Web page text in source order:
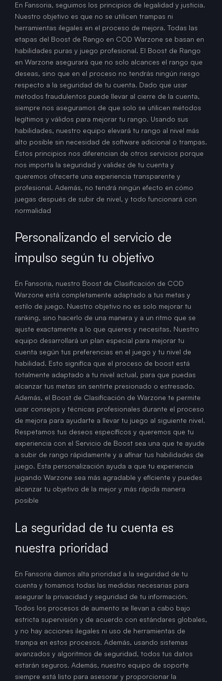
En Fansoria, seguimos los principios de legalidad y justicia.
Nuestro objetivo es que no se utilicen trampas ni
herramientas ilegales en el proceso de mejora. Todas las
etapas del Boost de Rango en COD Warzone se basan en
habilidades puras y juego profesional. El Boost de Rango
en Warzone asegurará que no solo alcances el rango que
deseas, sino que en el proceso no tendrás ningún riesgo
respecto a la seguridad de tu cuenta. Dado que usar
métodos fraudulentos puede llevar al cierre de la cuenta,
siempre nos aseguramos de que solo se utilicen métodos
legítimos y válidos para mejorar tu rango. Usando sus
habilidades, nuestro equipo elevará tu rango al nivel más
alto posible sin necesidad de software adicional o trampas.
Estos principios nos diferencian de otros servicios porque
nos importa la seguridad y validez de tu cuenta y
queremos ofrecerte una experiencia transparente y
profesional. Además, no tendrá ningún efecto en cómo
juegas después de subir de nivel, y todo funcionará con
normalidad
Personalizando el servicio de
impulso según tu objetivo
En Fansoria, nuestro Boost de Clasificación de COD
Warzone está completamente adaptado a tus metas y
estilo de juego. Nuestro objetivo no es solo mejorar tu
ranking, sino hacerlo de una manera y a un ritmo que se
ajuste exactamente a lo que quieres y necesitas. Nuestro
equipo desarrollará un plan especial para mejorar tu
cuenta según tus preferencias en el juego y tu nivel de
habilidad. Esto significa que el proceso de boost está
totalmente adaptado a tu nivel actual, para que puedas
alcanzar tus metas sin sentirte presionado o estresado.
Además, el Boost de Clasificación de Warzone te permite
usar consejos y técnicas profesionales durante el proceso
de mejora para ayudarte a llevar tu juego al siguiente nivel.
Respetamos tus deseos específicos y queremos que tu
experiencia con el Servicio de Boost sea una que te ayude
a subir de rango rápidamente y a afinar tus habilidades de
juego. Esta personalización ayuda a que tu experiencia
jugando Warzone sea más agradable y eficiente y puedes
alcanzar tu objetivo de la mejor y más rápida manera
posible
La seguridad de tu cuenta es
nuestra prioridad
En Fansoria damos alta prioridad a la seguridad de tu
cuenta y tomamos todas las medidas necesarias para
asegurar la privacidad y seguridad de tu información.
Todos los procesos de aumento se llevan a cabo bajo
estricta supervisión y de acuerdo con estándares globales,
y no hay acciones ilegales ni uso de herramientas de
trampa en estos procesos. Además, usando sistemas
avanzados y algoritmos de seguridad, todos tus datos
estarán seguros. Además, nuestro equipo de soporte
siempre está listo para asesorar y proporcionar la